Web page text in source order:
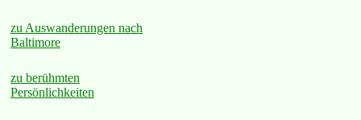
zu Auswanderungen nach
Baltimore
zu berühmten
Persönlichkeiten